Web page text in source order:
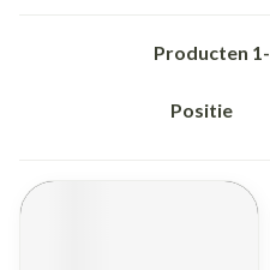
Producten 1-
Sorteer op: